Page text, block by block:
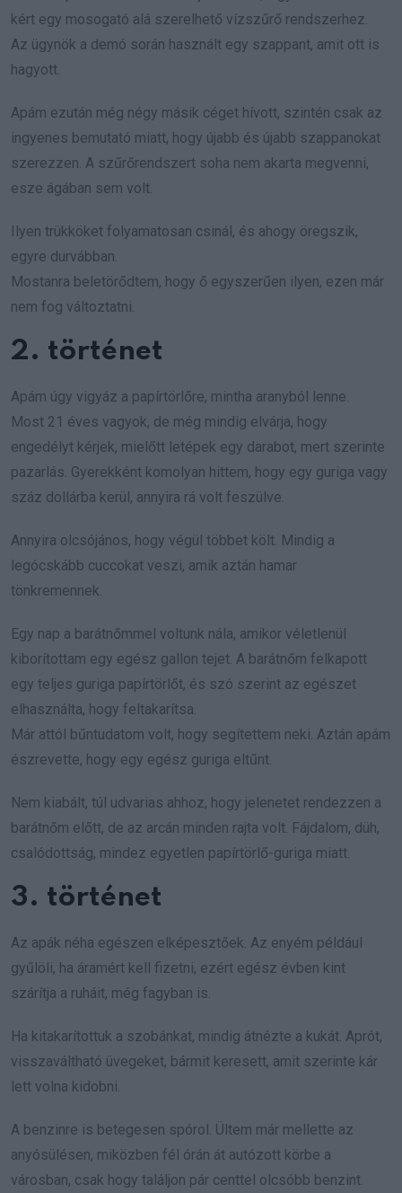
kért egy mosogató alá szerelhető vízszűrő rendszerhez.
Az ügynök a demó során használt egy szappant, amit ott is
hagyott.
Apám ezután még négy másik céget hívott, szintén csak az
ingyenes bemutató miatt, hogy újabb és újabb szappanokat
szerezzen. A szűrőrendszert soha nem akarta megvenni,
esze ágában sem volt.
Ilyen trükköket folyamatosan csinál, és ahogy öregszik,
egyre durvábban.
Mostanra beletörődtem, hogy ő egyszerűen ilyen, ezen már
nem fog változtatni.
2. történet
Apám úgy vigyáz a papírtörlőre, mintha aranyból lenne.
Most 21 éves vagyok, de még mindig elvárja, hogy
engedélyt kérjek, mielőtt letépek egy darabot, mert szerinte
pazarlás. Gyerekként komolyan hittem, hogy egy guriga vagy
száz dollárba kerül, annyira rá volt feszülve.
Annyira olcsójános, hogy végül többet költ. Mindig a
legócskább cuccokat veszi, amik aztán hamar
tönkremennek.
Egy nap a barátnőmmel voltunk nála, amikor véletlenül
kiborítottam egy egész gallon tejet. A barátnőm felkapott
egy teljes guriga papírtörlőt, és szó szerint az egészet
elhasználta, hogy feltakarítsa.
Már attól bűntudatom volt, hogy segítettem neki. Aztán apám
észrevette, hogy egy egész guriga eltűnt.
Nem kiabált, túl udvarias ahhoz, hogy jelenetet rendezzen a
barátnőm előtt, de az arcán minden rajta volt. Fájdalom, düh,
csalódottság, mindez egyetlen papírtörlő-guriga miatt.
3. történet
Az apák néha egészen elképesztőek. Az enyém például
gyűlöli, ha áramért kell fizetni, ezért egész évben kint
szárítja a ruháit, még fagyban is.
Ha kitakarítottuk a szobánkat, mindig átnézte a kukát. Aprót,
visszaváltható üvegeket, bármit keresett, amit szerinte kár
lett volna kidobni.
A benzinre is betegesen spórol. Ültem már mellette az
anyósülésen, miközben fél órán át autózott körbe a
városban, csak hogy találjon pár centtel olcsóbb benzint.